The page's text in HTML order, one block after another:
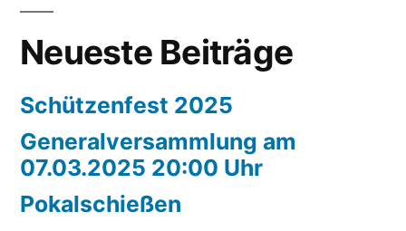
Neueste Beiträge
Schützenfest 2025
Generalversammlung am
07.03.2025 20:00 Uhr
Pokalschießen